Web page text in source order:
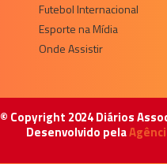
Futebol Internacional
Esporte na Mídia
Onde Assistir
© Copyright 2024 Diários
Desenvolvido pela